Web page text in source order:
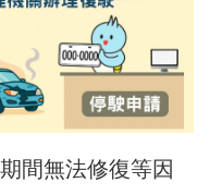
間無法修復等因